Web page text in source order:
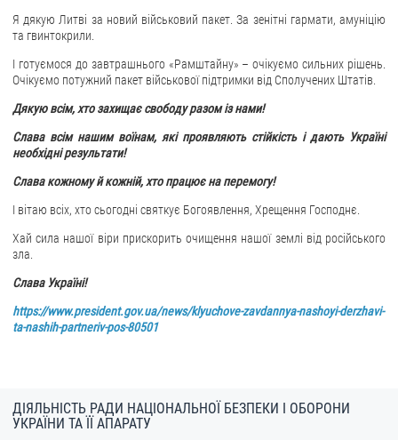
Я дякую Литві за новий військовий пакет. За зенітні гармати, амуніцію
та гвинтокрили.
І готуємося до завтрашнього «Рамштайну» – очікуємо сильних рішень.
Очікуємо потужний пакет військової підтримки від Сполучених Штатів.
Дякую всім, хто захищає свободу разом із нами!
Слава всім нашим воїнам, які проявляють стійкість і дають Україні
необхідні результати!
Слава кожному й кожній, хто працює на перемогу!
І вітаю всіх, хто сьогодні святкує Богоявлення, Хрещення Господнє.
Хай сила нашої віри прискорить очищення нашої землі від російського
зла.
Слава Україні!
https://www.president.gov.ua/news/klyuchove-zavdannya-nashoyi-derzhavi-
ta-nashih-partneriv-pos-80501
ДІЯЛЬНІСТЬ РАДИ НАЦІОНАЛЬНОЇ БЕЗПЕКИ І ОБОРОНИ
УКРАЇНИ ТА ЇЇ АПАРАТУ